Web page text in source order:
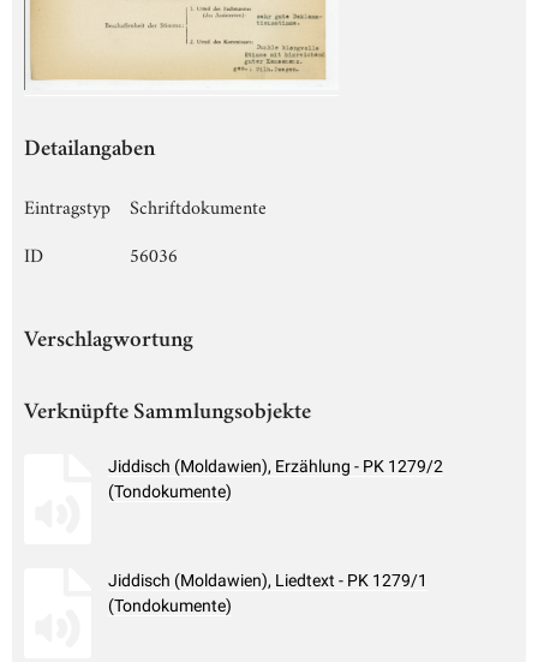
Detailangaben
Eintragstyp
Schriftdokumente
ID
56036
Verschlagwortung
Verknüpfte Sammlungsobjekte
Jiddisch (Moldawien), Erzählung - PK 1279/2
(Tondokumente)
Jiddisch (Moldawien), Liedtext - PK 1279/1
(Tondokumente)